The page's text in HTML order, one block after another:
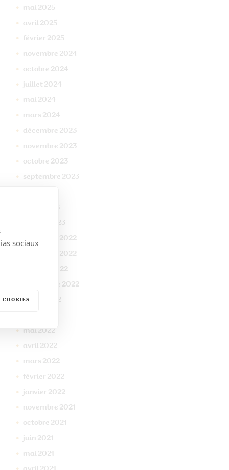
sociaux
COOKIES
mai 2025
avril 2025
février 2025
novembre 2024
octobre 2024
juillet 2024
mai 2024
mars 2024
décembre 2023
novembre 2023
octobre 2023
septembre 2023
2023
2023
2022
2022
2022
septembre 2022
juillet 2022
mai 2022
avril 2022
mars 2022
février 2022
janvier 2022
novembre 2021
octobre 2021
juin 2021
mai 2021